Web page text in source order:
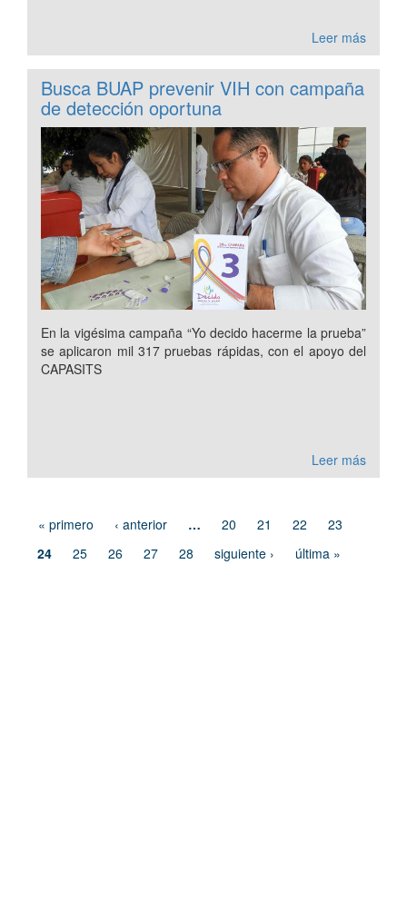
Leer más
Busca BUAP prevenir VIH con campaña
de detección oportuna
En la vigésima campaña “Yo decido hacerme la prueba”
se aplicaron mil 317 pruebas rápidas, con el apoyo del
CAPASITS
Leer más
« primero ‹ anterior … 20 21 22
23
24
25 26 27 28 siguiente › última »